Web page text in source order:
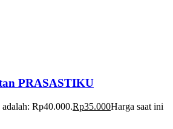
PRASASTIKU
Rp40.000.Rp35.000Harga saat ini